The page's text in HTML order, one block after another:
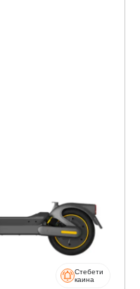
Стебети
каина